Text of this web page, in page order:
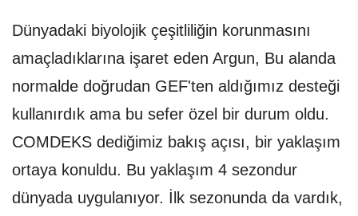
Dünyadaki biyolojik çeşitliliğin korunmasını
amaçladıklarına işaret eden Argun, Bu alanda
normalde doğrudan GEF'ten aldığımız desteği
kullanırdık ama bu sefer özel bir durum oldu.
COMDEKS dediğimiz bakış açısı, bir yaklaşım
ortaya konuldu. Bu yaklaşım 4 sezondur
dünyada uygulanıyor. İlk sezonunda da vardık,